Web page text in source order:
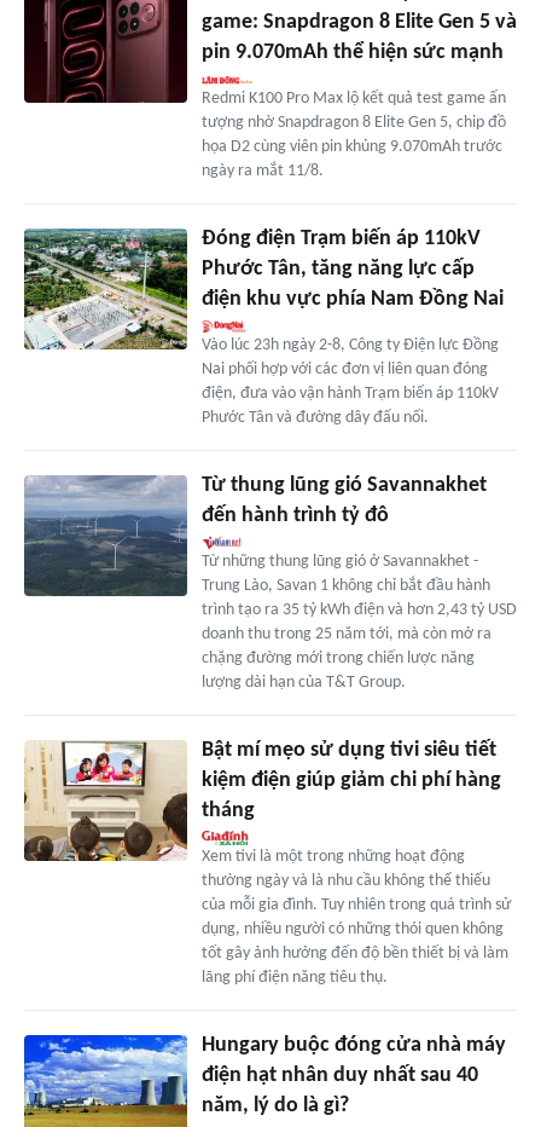
game: Snapdragon 8 Elite Gen 5 và
pin 9.070mAh thể hiện sức mạnh
Redmi K100 Pro Max lộ kết quả test game ấn
tượng nhờ Snapdragon 8 Elite Gen 5, chip đồ
họa D2 cùng viên pin khủng 9.070mAh trước
ngày ra mắt 11/8.
Đóng điện Trạm biến áp 110kV
Phước Tân, tăng năng lực cấp
điện khu vực phía Nam Đồng Nai
Vào lúc 23h ngày 2-8, Công ty Điện lực Đồng
Nai phối hợp với các đơn vị liên quan đóng
điện, đưa vào vận hành Trạm biến áp 110kV
Phước Tân và đường dây đấu nối.
Từ thung lũng gió Savannakhet
đến hành trình tỷ đô
Từ những thung lũng gió ở Savannakhet -
Trung Lào, Savan 1 không chỉ bắt đầu hành
trình tạo ra 35 tỷ kWh điện và hơn 2,43 tỷ USD
doanh thu trong 25 năm tới, mà còn mở ra
chặng đường mới trong chiến lược năng
lượng dài hạn của T&T Group.
Bật mí mẹo sử dụng tivi siêu tiết
kiệm điện giúp giảm chi phí hàng
tháng
Xem tivi là một trong những hoạt động
thường ngày và là nhu cầu không thể thiếu
của mỗi gia đình. Tuy nhiên trong quá trình sử
dụng, nhiều người có những thói quen không
tốt gây ảnh hưởng đến độ bền thiết bị và làm
lãng phí điện năng tiêu thụ.
Hungary buộc đóng cửa nhà máy
điện hạt nhân duy nhất sau 40
năm, lý do là gì?